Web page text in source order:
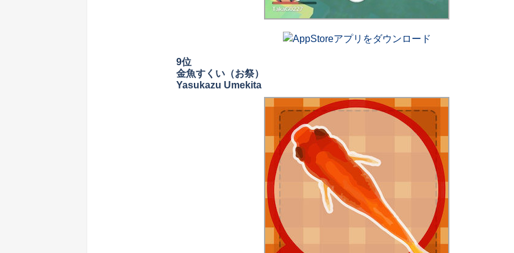
9位
金魚すくい（お祭）
Yasukazu Umekita